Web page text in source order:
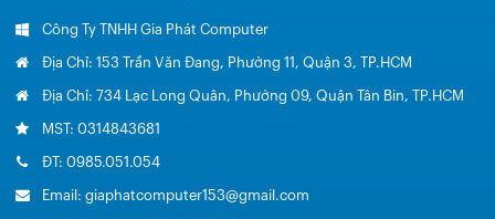
Công Ty TNHH Gia Phát Computer
Địa Chỉ: 153 Trần Văn Đang, Phường 11, Quận 3, TP.HCM
Địa Chỉ: 734 Lạc Long Quân, Phường 09, Quận Tân Bin, TP.HCM
MST: 0314843681
ĐT: 0985.051.054
Email: giaphatcomputer153@gmail.com